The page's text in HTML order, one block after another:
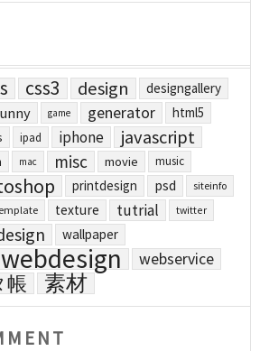
css3 design designgallery
game generator html5
ipad iphone javascript
mac misc movie music
printdesign psd siteinfo
texture tutrial twitter
wallpaper
webdesign webservice
帳 素材